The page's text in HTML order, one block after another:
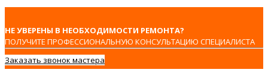
НЕ УВЕРЕНЫ В НЕОБХОДИМОСТИ РЕМОНТА?
ПОЛУЧИТЕ ПРОФЕССИОНАЛЬНУЮ КОНСУЛЬТАЦИЮ СПЕЦИАЛИСТА
Заказать звонок мастера